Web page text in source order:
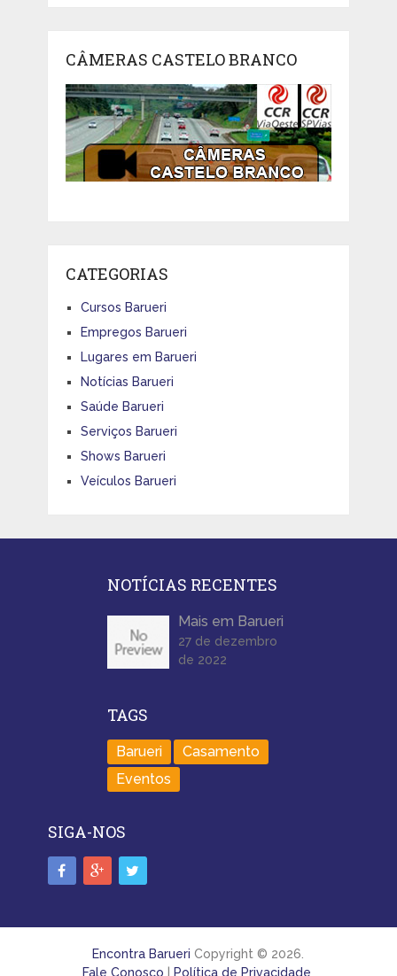
CÂMERAS CASTELO BRANCO
CATEGORIAS
Cursos Barueri
Empregos Barueri
Lugares em Barueri
Notícias Barueri
Saúde Barueri
Serviços Barueri
Shows Barueri
Veículos Barueri
NOTÍCIAS RECENTES
Mais em Barueri
27 de dezembro
de 2022
TAGS
Barueri
Casamento
Eventos
SIGA-NOS
Encontra Barueri Copyright © 2026.
Fale Conosco
Política de Privacidade